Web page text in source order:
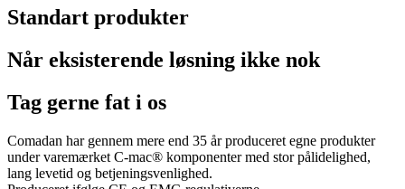
Standart produkter
Når eksisterende løsning ikke nok
Tag gerne fat i os
Comadan har gennem mere end 35 år produceret egne produkter
under varemærket C-mac® komponenter med stor pålidelighed,
lang levetid og betjeningsvenlighed.